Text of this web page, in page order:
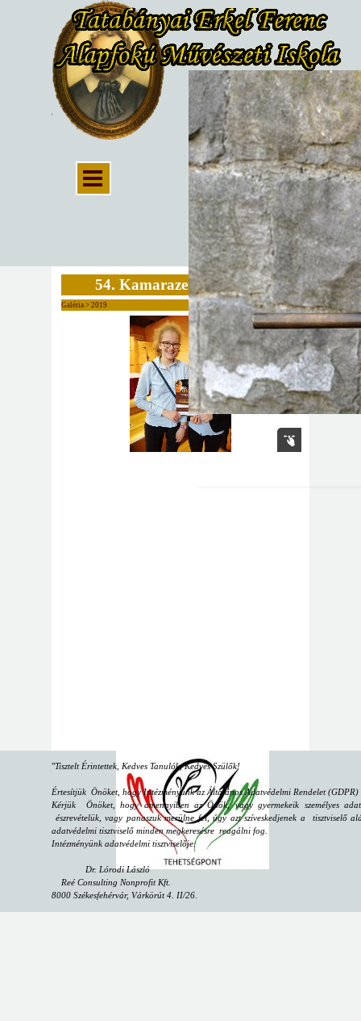
54. Kamarazene Fesztivál
Galéria > 2019
"Tisztelt Érintettek, Kedves Tanulók, Kedves Szülők!
Értesítjük Önöket, hogy Intézményünk az Általános Adatvédelmi Rendelet
Kérjük Önöket, hogy amennyiben az Önök, vagy gyermekeik személyes
észrevételük, vagy panaszuk merülne fel, úgy azt szíveskedjenek a tisztviselő
adatvédelmi tisztviselő minden megkeresésre reagálni fog.
Intézményünk adatvédelmi tisztviselője:
Dr. Lórodi László
Reé Consulting Nonprofit Kft.
8000 Székesfehérvár, Várkörút 4. II/26.